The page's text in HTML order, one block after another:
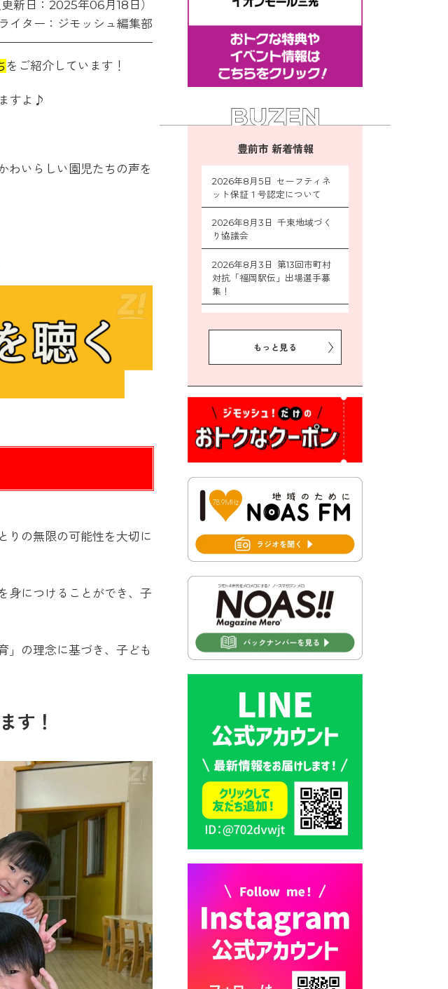
新日：2025年06月18日）
ライター：ジモッシュ編集部
をご紹介しています！
すよ♪
わいらしい園児たちの声を
りの無限の可能性を大切に
身につけることができ、子
」の理念に基づき、子ども
す！
豊前市 新着情報
2026年8月5日 セーフティネ
ット保証１号認定について
2026年8月3日 千束地域づく
り協議会
2026年8月3日 第13回市町村
対抗「福岡駅伝」出場選手募
集！
地震義援金の受付について
務委託に係る質問回答につい
2026年7月31日 市税等の納付
書が変わります！
2026年7月30日 豊前市立学校
2026年7月30日 豊前市立学校
いて≫
2026年7月29日 豊前市指定ご
み袋販売のお知らせ
2026年7月28日 豊前カラス天
2026年7月28日 ごみ収集日の
お知らせ
2026年7月28日 令和8年度
京築地区水道企業団職員採用
試験（募集）
2026年7月27日 マイナンバー
カード交付に伴う休日および
平日夜間開庁の案内
業」
2026年7月21日 卜仙の郷 お
盆期間の営業時間のお知らせ
2026年7月17日 バス経路検索
もっと見る